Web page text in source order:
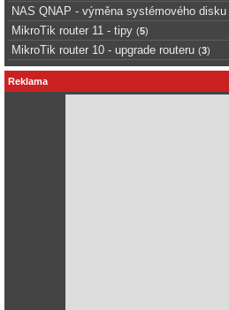
NAS QNAP - výměna systémového disku
MikroTik router 11 - tipy (5)
MikroTik router 10 - upgrade routeru (3)
Reklama